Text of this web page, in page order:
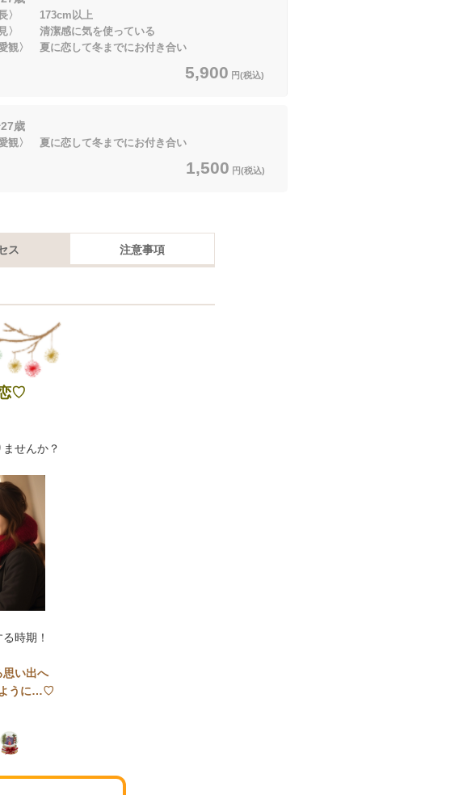
長〉 173cm以上
見〉 清潔感に気を使っている
愛観〉 夏に恋して冬までにお付き合い
5,900 円(税込)
歳
愛観〉 夏に恋して冬までにお付き合い
1,500 円(税込)
ス 注意事項
♡
せんか？
時期！
思い出へ
ように…♡